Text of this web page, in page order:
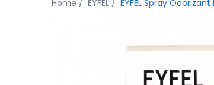
Betisoare 120 ml
Home / EYFEL / EYFEL Spray Odorizant